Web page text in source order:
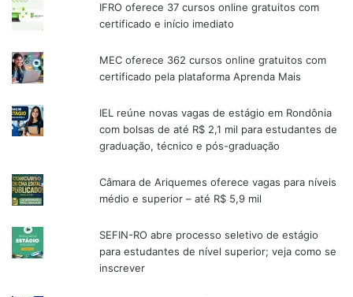
IFRO oferece 37 cursos online gratuitos com
certificado e início imediato
MEC oferece 362 cursos online gratuitos com
certificado pela plataforma Aprenda Mais
IEL reúne novas vagas de estágio em Rondônia
com bolsas de até R$ 2,1 mil para estudantes de
graduação, técnico e pós-graduação
Câmara de Ariquemes oferece vagas para níveis
médio e superior – até R$ 5,9 mil
SEFIN-RO abre processo seletivo de estágio
para estudantes de nível superior; veja como se
inscrever